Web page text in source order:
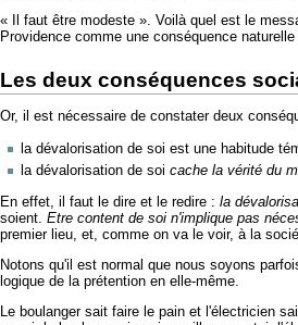
« Il faut être modeste ». Voilà quel est le
Providence comme une conséquence
Les deux conséquences
Or, il est nécessaire de constater deux
la dévalorisation de soi est une habitude
la dévalorisation de soicache la vérité du
En effet, il faut le dire et le redire : la
soient. Etre content de soi n'implique pas
premier lieu, et, comme on va le voir, à la
Notons qu'il est normal que nous soyons
logique de la prétention en elle-même.
Le boulanger sait faire le pain et l'électricien